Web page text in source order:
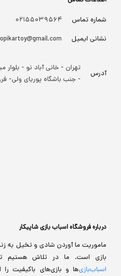
درباره فروشگاه اسباب بازی شاپیکار
ماموریت ما آوردن شادی و تخیل به
بازی است. ما در تلاش هستیم
اسباب‌بازی‌ها و بازی‌های باکیفیت
شماره تماس
۰۲۱۵۵۰۳۹۵۶۴
نشانی ایمیل
آدرس
تهران - خانی آباد نو - بلوار
- جنب باشگاه پوریای ولی-